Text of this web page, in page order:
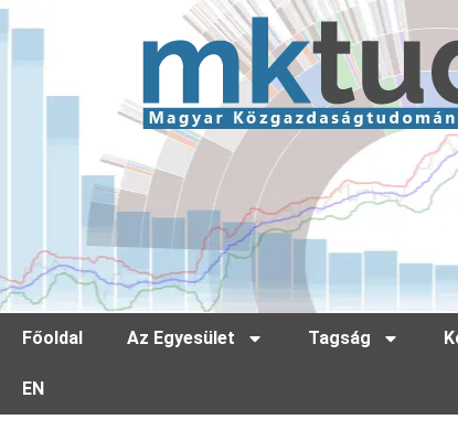
Főoldal Az Egyesület Tagság
EN